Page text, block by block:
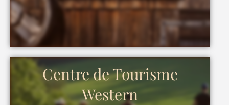
Centre de Tourisme
Western